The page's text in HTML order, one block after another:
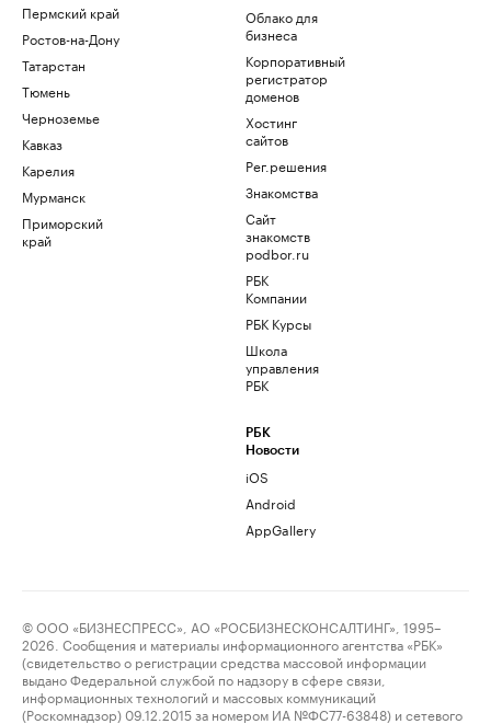
Пермский край
Ростов-на-Дону
Татарстан
Тюмень
Черноземье
Кавказ
Карелия
Мурманск
Приморский
край
Облако для
бизнеса
Корпоративный
регистратор
доменов
Хостинг
сайтов
Рег.решения
Знакомства
Сайт
знакомств
podbor.ru
РБК
Компании
РБК Курсы
Школа
управления
РБК
РБК
Новости
iOS
Android
AppGallery
© ООО «БИЗНЕСПРЕСС», АО «РОСБИЗНЕСКОНСАЛТИНГ», 1995–
2026. Сообщения и материалы информационного агентства «РБК»
(свидетельство о регистрации средства массовой информации
выдано Федеральной службой по надзору в сфере связи,
информационных технологий и массовых коммуникаций
(Роскомнадзор) 09.12.2015 за номером ИА №ФС77-63848) и сетевого